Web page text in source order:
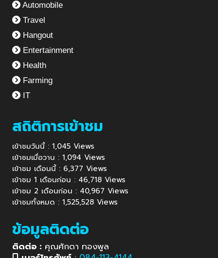
Automobile
Travel
Hangout
Entertainment
Health
Farming
IT
สถิติการเข้าชม
เข้าชมวันนี้ : 1,045 Views
เข้าชมเมื่อวาน : 1,094 Views
เข้าชม เดือนนี้ : 6,377 Views
เข้าชม 1 เดือนก่อน : 46,718 Views
เข้าชม 2 เดือนก่อน : 40,967 Views
เข้าชมทั้งหมด : 1,525,528 Views
ข้อมูลติดต่อ
ติดต่อ : คุณศักดา ทองพูล